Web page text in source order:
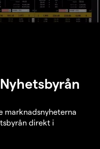
marknadsnyheterna
direkt i